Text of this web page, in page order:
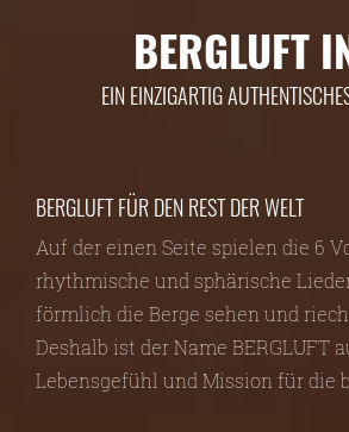
BERGLUFT
EIN EINZIGARTIG
BERGLUFT FÜR DEN REST DER WELT
Auf der einen Seite spielen die 6
rhythmische und sphärische
förmlich die Berge sehen und
Deshalb ist der Name BERGLUFT
Lebensgefühl und Mission für die